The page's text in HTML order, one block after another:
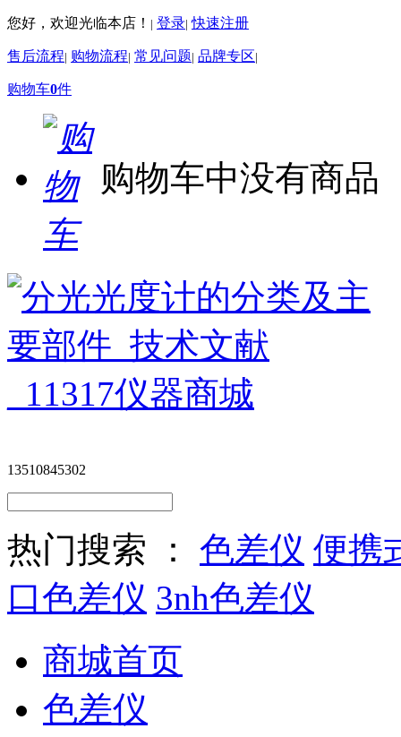
您好，欢迎光临本店！ | 登录| 快速注册
售后流程| 购物流程| 常见问题| 品牌专区|
购物车0件
购物车中没有商品
13510845302
热门搜索 ： 色差仪 便携
口色差仪 3nh色差仪
商城首页
色差仪